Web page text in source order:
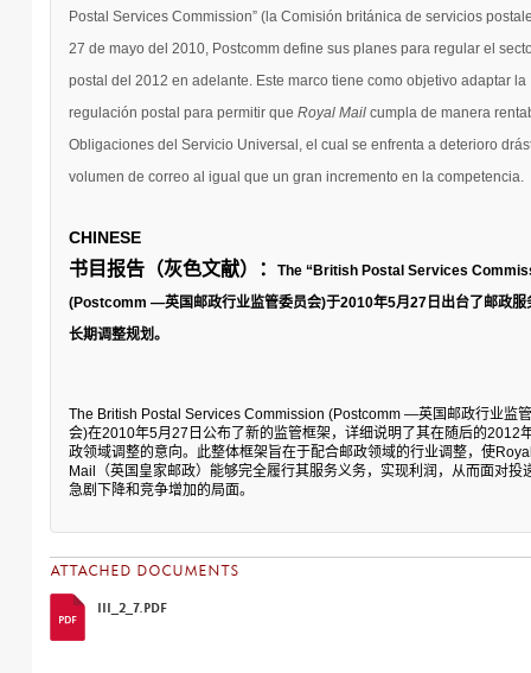
Postal Services Commission” (la Comisión británica de servicios
27 de mayo del 2010, Postcomm define sus planes para regular el
postal del 2012 en adelante. Este marco tiene como objetivo adaptar la
regulación postal para permitir queRoyal Mail cumpla de manera
Obligaciones del Servicio Universal, el cual se enfrenta a deterioro
volumen de correo al igual que un gran incremento en la competencia.
CHINESE
书目报告（灰色文献）：The “British Postal Services
(Postcomm —英国邮政行业监管委员会)于2010年5月27 日出台了邮政服
长期调整规划。
The British Postal Services Commission (Postcomm —英国邮政行业监
会)在2010年5月27 日公布了新的监管框架，详细说明了其在随后的2012
政领域调整的意向。此整体框架旨在于配合邮政领域的行业调整，使
Mail
（英国皇家邮政）能够完全履行其服务义务，实现利润，从而面对投
急剧下降和竞争增加的局面。
ATTACHED DOCUMENTS
III_2_7.PDF